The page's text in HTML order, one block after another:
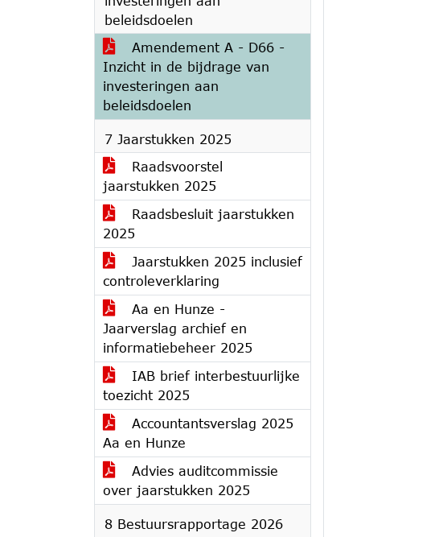
beleidsdoelen
Amendement A - D66 -
Inzicht in de bijdrage van
investeringen aan
beleidsdoelen
7 Jaarstukken 2025
Raadsvoorstel
jaarstukken 2025
Raadsbesluit jaarstukken
2025
Jaarstukken 2025 inclusief
controleverklaring
Aa en Hunze -
Jaarverslag archief en
informatiebeheer 2025
IAB brief interbestuurlijke
toezicht 2025
Accountantsverslag 2025
Aa en Hunze
Advies auditcommissie
over jaarstukken 2025
8 Bestuursrapportage 2026